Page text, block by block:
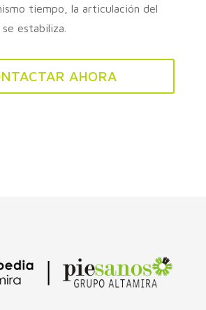
tiempo, la articulación del
estabiliza.
AHORA